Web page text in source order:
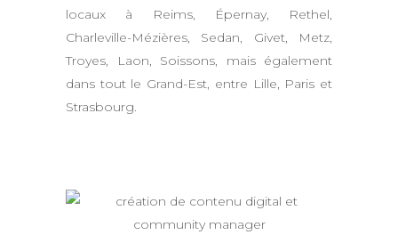
locaux à Reims, Épernay, Rethel,
Charleville-Mézières, Sedan, Givet, Metz,
Troyes, Laon, Soissons, mais également
dans tout le Grand-Est, entre Lille, Paris et
Strasbourg.